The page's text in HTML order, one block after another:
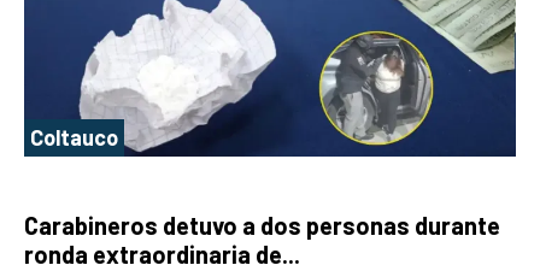
Coltauco
Carabineros detuvo a dos personas durante
ronda extraordinaria de...